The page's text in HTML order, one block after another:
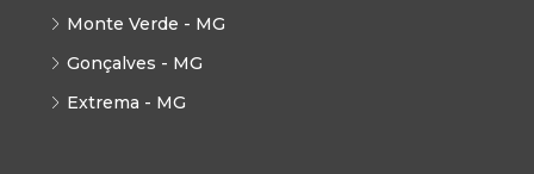
Monte Verde - MG
Gonçalves - MG
Extrema - MG